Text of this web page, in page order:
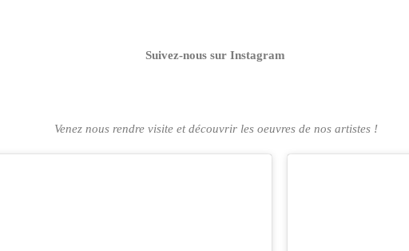
Suivez-nous sur Instagram
Venez nous rendre visite et découvrir les oeuvres de nos artistes !